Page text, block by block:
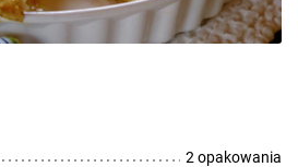
2 opakowania